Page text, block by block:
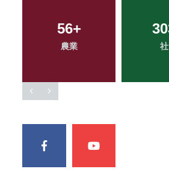
39+
頭條
1